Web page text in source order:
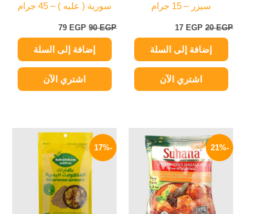
سيزر – 15 جرام
20EGP
17 EGP
إضافة إلى السلة
اشتري الآن
سورية ( علبه ) – 45 جرام
90EGP
79 EGP
إضافة إلى السلة
اشتري الآن
-21%
الأصلي
هو:
240 EGP.
الحالي
هو:
189 EGP.
-17%
السعر
الأصلي
هو:
30 EGP.
السعر
الحالي
هو:
25 EGP.